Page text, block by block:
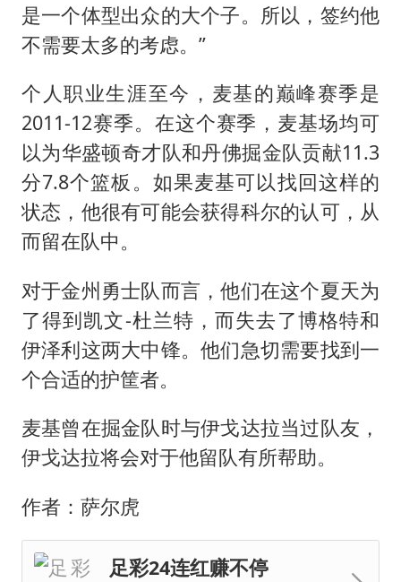
是一个体型出众的大个子。所以，签约他
不需要太多的考虑。”
个人职业生涯至今，麦基的巅峰赛季是
2011-12赛季。在这个赛季，麦基场均可
以为华盛顿奇才队和丹佛掘金队贡献11.3
分7.8个篮板。如果麦基可以找回这样的
状态，他很有可能会获得科尔的认可，从
而留在队中。
对于金州勇士队而言，他们在这个夏天为
了得到凯文-杜兰特，而失去了博格特和
伊泽利这两大中锋。他们急切需要找到一
个合适的护筐者。
麦基曾在掘金队时与伊戈达拉当过队友，
伊戈达拉将会对于他留队有所帮助。
作者：萨尔虎
足彩24连红赚不停